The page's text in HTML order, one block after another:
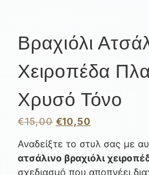
Βραχιόλι
Χειροπέδα
Χρυσό Τόνο
€15,00 €10,50
Αναδείξτε το στυλ σας με
ατσάλινο βραχιόλι
σχεδιασμό που αποπνέει